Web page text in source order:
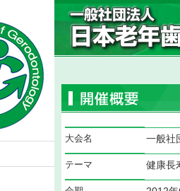
大会名 一般社
テーマ 健康長